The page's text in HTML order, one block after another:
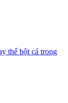
thế bột cá trong